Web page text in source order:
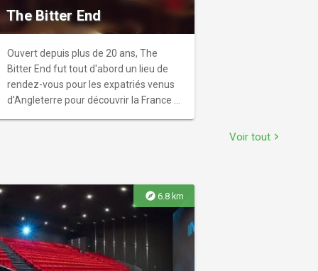
The Bitter End
Ouvert depuis plus de 20 ans, The
Bitter End fut tout d'abord un lieu de
rendez-vous pour les expatriés venus
d'Angleterre pour découvrir la France et
Voir tout chevron_right
explore 6.8 km